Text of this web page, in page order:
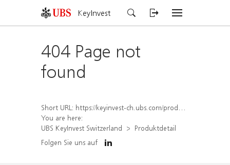
KeyInvest
404 Page not
found
Short URL: https://keyinvest-ch.ubs.com/produkt/detail/index/isin/CH1570485693
You are here:
UBS KeyInvest Switzerland
Produktdetail
Folgen Sie uns auf